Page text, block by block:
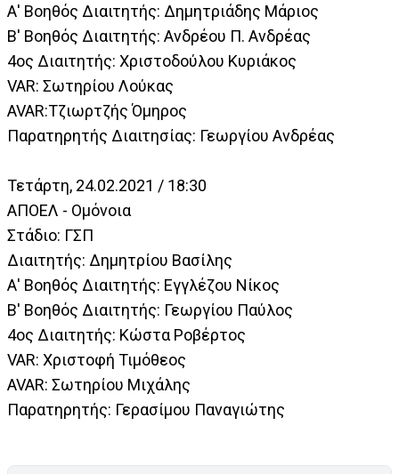
Α' Βοηθός Διαιτητής: Δημητριάδης Μάριος
Β' Βοηθός Διαιτητής: Ανδρέου Π. Ανδρέας
4ος Διαιτητής: Χριστοδούλου Κυριάκος
VAR: Σωτηρίου Λούκας
AVAR:Τζιωρτζής Όμηρος
Παρατηρητής Διαιτησίας: Γεωργίου Ανδρέας
Τετάρτη, 24.02.2021 / 18:30
ΑΠΟΕΛ - Ομόνοια
Στάδιο: ΓΣΠ
Διαιτητής: Δημητρίου Βασίλης
Α' Βοηθός Διαιτητής: Εγγλέζου Νίκος
Β' Βοηθός Διαιτητής: Γεωργίου Παύλος
4ος Διαιτητής: Κώστα Ροβέρτος
VAR: Χριστοφή Τιμόθεος
AVAR: Σωτηρίου Μιχάλης
Παρατηρητής: Γερασίμου Παναγιώτης